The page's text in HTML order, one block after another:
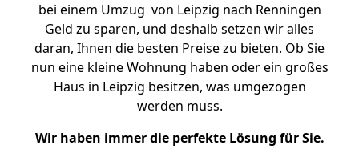
bei einem Umzug von Leipzig nach Renningen
Geld zu sparen, und deshalb setzen wir alles
daran, Ihnen die besten Preise zu bieten. Ob Sie
nun eine kleine Wohnung haben oder ein großes
Haus in Leipzig besitzen, was umgezogen
werden muss.
Wir haben immer die perfekte Lösung für Sie.